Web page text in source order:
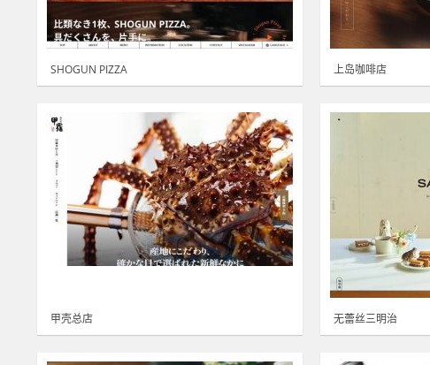
SHOGUN PIZZA 上岛咖啡店
甲壳总店 无蕾丝三明治